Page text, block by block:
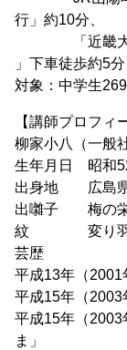
行」約10分、
「近畿大学
」下車徒歩約5分
対象：中学生
【講師プロフィ
柳家小八（一般
生年月日 昭和
出身地 広島
出囃子 梅の
紋 変り羽
芸歴
平成13年（
平成15年（
平成15年（
ま」